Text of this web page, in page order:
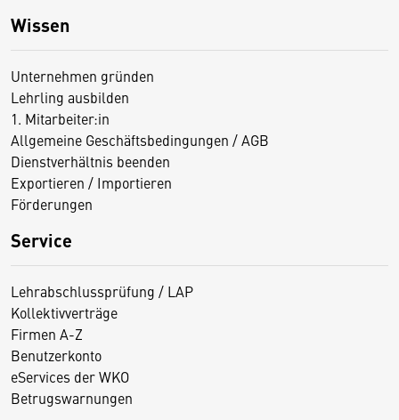
Wissen
Unternehmen gründen
Lehrling ausbilden
1. Mitarbeiter:in
Allgemeine Geschäftsbedingungen / AGB
Dienstverhältnis beenden
Exportieren / Importieren
Förderungen
Service
Lehrabschlussprüfung / LAP
Kollektivverträge
Firmen A-Z
Benutzerkonto
eServices der WKO
Betrugswarnungen